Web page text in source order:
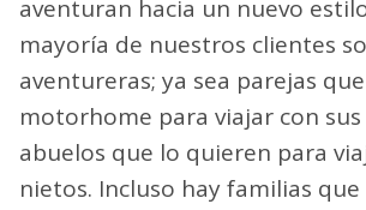
galleta marinera, una
escobarense
Son muchas las personas que
consultan por esta